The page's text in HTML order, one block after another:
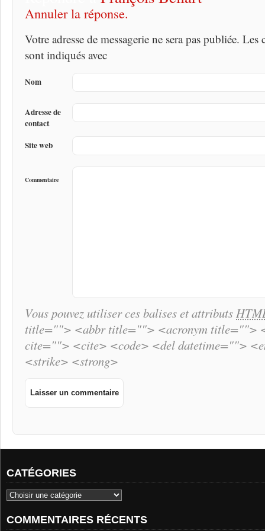
Annuler la réponse.
Votre adresse de messagerie ne sera pas publiée.
sont indiqués avec
Nom
Adresse de
contact
Site web
Commentaire
Vous pouvez utiliser ces balises et attributs
title=""> <abbr title=""> <acronym title="">
cite=""> <cite> <code> <del datetime="">
<strike> <strong>
CATÉGORIES
COMMENTAIRES RÉCENTS